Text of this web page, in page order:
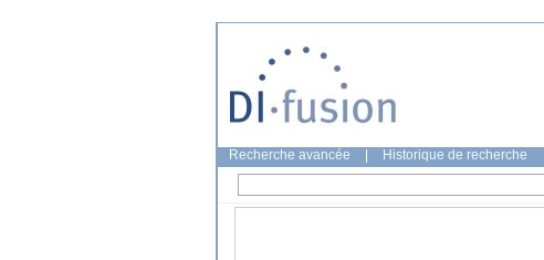
Recherche avancée Historique de recherche